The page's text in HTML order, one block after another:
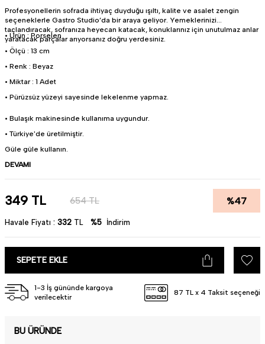
Profesyonellerin sofrada ihtiyaç duyduğu ışıltı, kalite ve asalet zengin
seçeneklerle Gastro Studio’da bir araya geliyor. Yemeklerinizi
taçlandıracak, sofranıza heyecan katacak, konuklarınız için unutulmaz anlar
yaratacak parçalar arıyorsanız doğru yerdesiniz.
• Ürün : Porselen
• Ölçü : 13 cm
• Renk : Beyaz
• Miktar : 1 Adet
• Pürüzsüz yüzeyi sayesinde lekelenme yapmaz.
• Bulaşık makinesinde kullanıma uygundur.
• Türkiye'de üretilmiştir.
Güle güle kullanın.
DEVAMI
349 TL 654TL %47
Havale Fiyatı : 332 TL %5 İndirim
SEPETE EKLE
1-3 İş gününde kargoya
verilecektir
87 TL x 4 Taksit seçeneği
BU ÜRÜNDE